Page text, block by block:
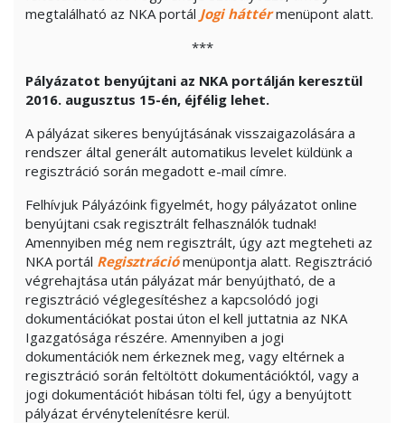
megtalálható az NKA portál Jogi háttérmenüpont alatt.
***
Pályázatot benyújtani az NKA portálján keresztül
2016. augusztus 15-én, éjfélig lehet.
A pályázat sikeres benyújtásának visszaigazolására a
rendszer által generált automatikus levelet küldünk a
regisztráció során megadott e-mail címre.
Felhívjuk Pályázóink figyelmét, hogy pályázatot online
benyújtani csak regisztrált felhasználók tudnak!
Amennyiben még nem regisztrált, úgy azt megteheti az
NKA portál Regisztrációmenüpontja alatt. Regisztráció
végrehajtása után pályázat már benyújtható, de a
regisztráció véglegesítéshez a kapcsolódó jogi
dokumentációkat postai úton el kell juttatnia az NKA
Igazgatósága részére. Amennyiben a jogi
dokumentációk nem érkeznek meg, vagy eltérnek a
regisztráció során feltöltött dokumentációktól, vagy a
jogi dokumentációt hibásan tölti fel, úgy a benyújtott
pályázat érvénytelenítésre kerül.